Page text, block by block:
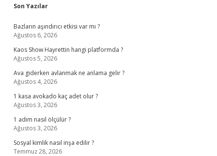
Sidebar
Son Yazılar
Bazların aşındırıcı etkisi var mı ?
Ağustos 6, 2026
Kaos Show Hayrettin hangi platformda ?
Ağustos 5, 2026
Ava giderken avlanmak ne anlama gelir ?
Ağustos 4, 2026
1 kasa avokado kaç adet olur ?
Ağustos 3, 2026
1 adım nasıl ölçülür ?
Ağustos 3, 2026
Sosyal kimlik nasıl inşa edilir ?
Temmuz 28, 2026